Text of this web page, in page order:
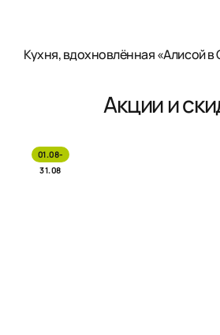
Кухня, вдохновлённая «Алисой в
Акции и
01.08-
31.08